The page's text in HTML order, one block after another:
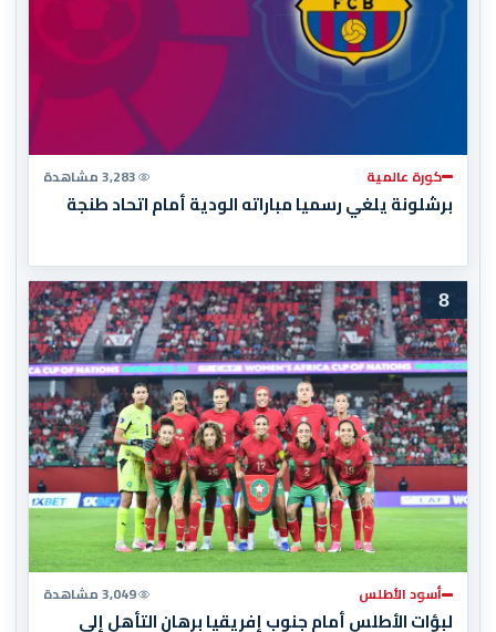
كورة عالمية 3,283 مشاهدة
برشلونة يلغي رسميا مباراته الودية أمام اتحاد طنجة
8
أسود الأطلس 3,049 مشاهدة
لبؤات الأطلس أمام جنوب إفريقيا برهان التأهل إلى